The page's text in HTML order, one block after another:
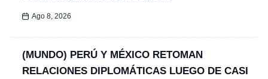
Ago 8, 2026
(MUNDO) PERÚ Y MÉXICO RETOMAN
RELACIONES DIPLOMÁTICAS LUEGO DE CASI